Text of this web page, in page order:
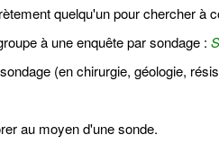
quelqu'un pour chercher à
à une enquête par sondage :
(en chirurgie, géologie,
au moyen d'une sonde.